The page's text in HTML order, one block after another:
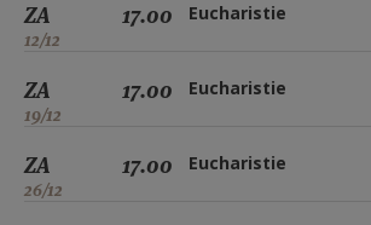
ZA
12/12
17.00 Eucharistie
ZA
19/12
17.00 Eucharistie
ZA
26/12
17.00 Eucharistie